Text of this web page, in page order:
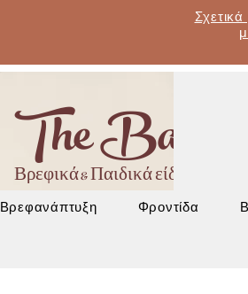
Σχετικά
The Baby
Βρεφικά & Παιδικά είδη -
Βρεφανάπτυξη Φροντίδα